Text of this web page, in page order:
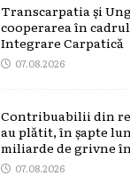
Transcarpatia și
cooperarea în
Integrare Carpatică
07.08.2026
Contribuabilii din
au plătit, în șapte
miliarde de grivne
07.08.2026